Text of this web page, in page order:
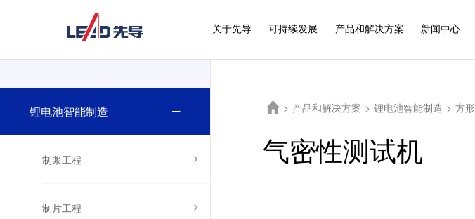
关于先导 可持续发展 产品和解决方案 新闻中心
锂电池智能制造
制浆工程
制片工程
> 产品和解决方案 > 锂电池智能制造 > 方
气密性测试机